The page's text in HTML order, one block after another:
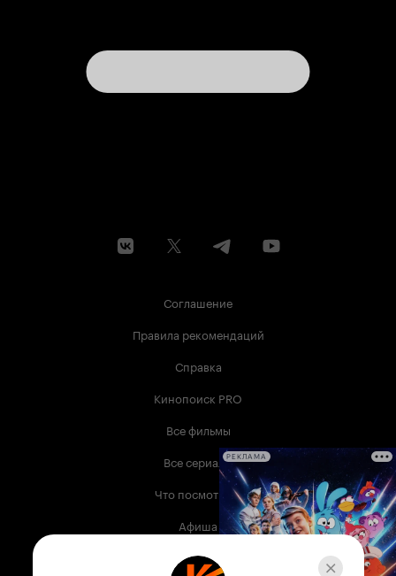
Соглашение
Правила рекомендаций
Справка
Кинопоиск PRO
Все фильмы
Все сериалы
Что посмотреть
Афиша
Музыка
РЕКЛАМА